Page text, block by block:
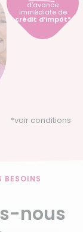
d’avance
immédiate de
crédit d’impôt*
*voir conditions
BESOINS
nous